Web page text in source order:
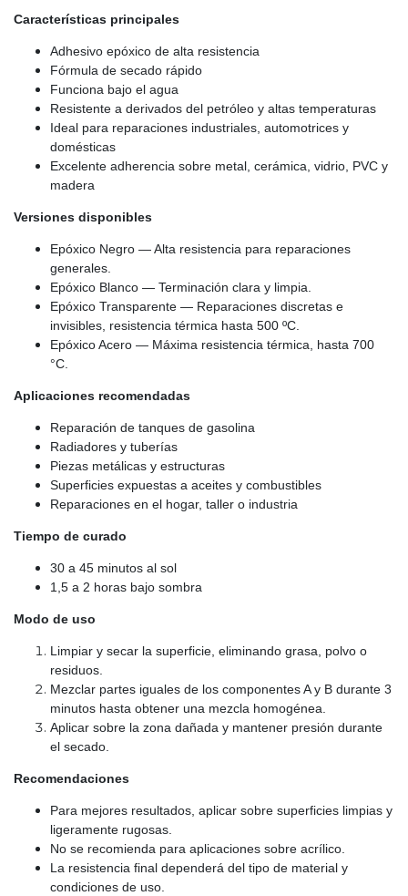
Características principales
Adhesivo epóxico de alta resistencia
Fórmula de secado rápido
Funciona bajo el agua
Resistente a derivados del petróleo y altas temperaturas
Ideal para reparaciones industriales, automotrices y
domésticas
Excelente adherencia sobre metal, cerámica, vidrio, PVC y
madera
Versiones disponibles
Epóxico Negro — Alta resistencia para reparaciones
generales.
Epóxico Blanco — Terminación clara y limpia.
Epóxico Transparente — Reparaciones discretas e
invisibles, resistencia térmica hasta 500 ºC.
Epóxico Acero — Máxima resistencia térmica, hasta 700
°C.
Aplicaciones recomendadas
Reparación de tanques de gasolina
Radiadores y tuberías
Piezas metálicas y estructuras
Superficies expuestas a aceites y combustibles
Reparaciones en el hogar, taller o industria
Tiempo de curado
30 a 45 minutos al sol
1,5 a 2 horas bajo sombra
Modo de uso
Limpiar y secar la superficie, eliminando grasa, polvo o
residuos.
Mezclar partes iguales de los componentes A y B durante 3
minutos hasta obtener una mezcla homogénea.
Aplicar sobre la zona dañada y mantener presión durante
el secado.
Recomendaciones
Para mejores resultados, aplicar sobre superficies limpias y
ligeramente rugosas.
No se recomienda para aplicaciones sobre acrílico.
La resistencia final dependerá del tipo de material y
condiciones de uso.